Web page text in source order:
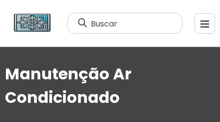
Buscar
Manutenção Ar
Condicionado